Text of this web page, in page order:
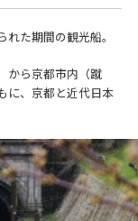
た期間の観光船。
から京都市内（蹴
に、京都と近代日本